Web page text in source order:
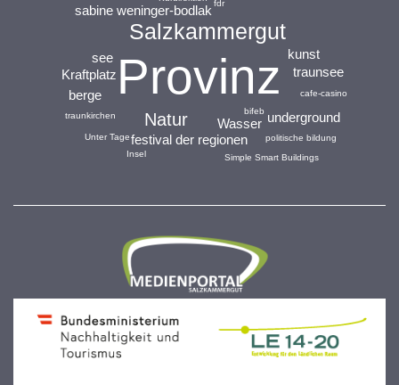
Provinz
Salzkammergut
Natur Wasser
Kraftplatz
festival der regionen
see
traunsee
berge
sabine weninger-bodlak
underground
kunst
traunkirchen
cafe-casino
bifeb
fdr
politische bildung
Unter Tage
Insel Simple Smart Buildings